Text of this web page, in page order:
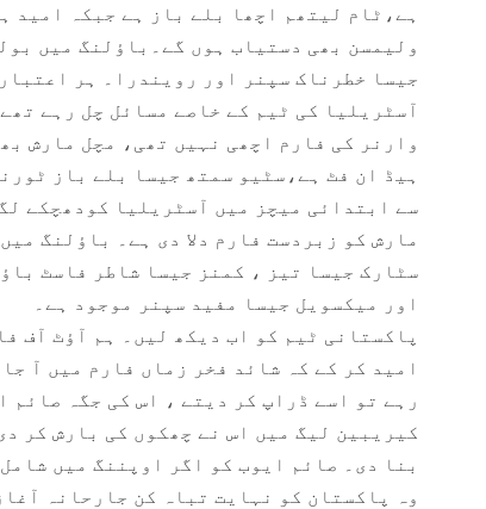
ہے،ٹام لیتھم اچھا بلے باز ہے جبکہ امید
ولیمسن بھی دستیاب ہوں گے۔باﺅلنگ میں
جیسا خطرناک سپنر اور رویندرا۔ ہر
آسٹریلیا کی ٹیم کے خاصے مسائل چل رہے
وارنر کی فارم اچھی نہیں تھی، مچل مارش
ہیڈ ان فٹ ہے،سٹیو سمتھ جیسا بلے باز
سے ابتدائی میچز میں آسٹریلیا کودھچکے
مارش کو زبردست فارم دلا دی ہے۔ باﺅلنگ
سٹارک جیسا تیز ، کمنز جیسا شاطر فاسٹ
اور میکسویل جیسا مفید سپنر موجود ہے۔
پاکستانی ٹیم کو اب دیکھ لیں۔ ہم آﺅٹ آف
امید کر کے کہ شائد فخر زماں فارم میں آ
رہے تو اسے ڈراپ کر دیتے ، اس کی جگہ صائم
کیریبین لیگ میں اس نے چھکوں کی بارش کر
بنا دی۔ صائم ایوب کو اگر اوپننگ میں
وہ پاکستان کو نہایت تباہ کن جارحانہ